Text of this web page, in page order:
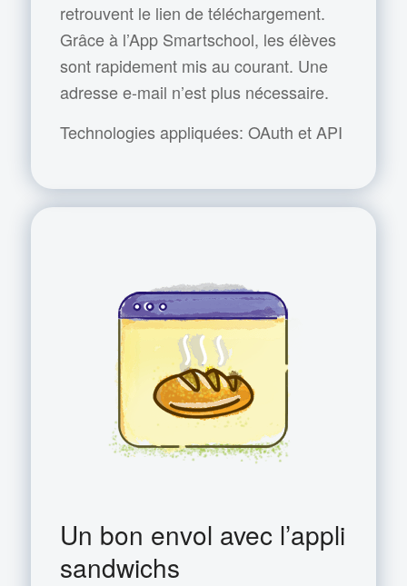
retrouvent le lien de téléchargement.
Grâce à l’App Smartschool, les élèves
sont rapidement mis au courant. Une
adresse e-mail n’est plus nécessaire.
Technologies appliquées: OAuth et API
Un bon envol avec l’appli
sandwichs